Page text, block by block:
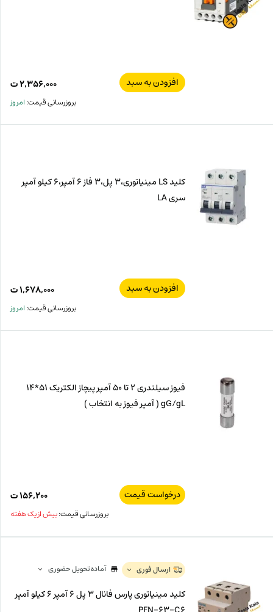
افزودن به سبد ۲,۳۵۶,۰۰۰ت
بروزرسانی قیمت:امروز
کلید LS مینیاتوری،3 پل،3 فاز 6 آمپر،6 کیلو آمپر
سری LA
افزودن به سبد ۱,۶۷۸,۰۰۰ت
بروزرسانی قیمت:امروز
فیوز سیلندری 2 تا 50 آمپر پیچاز الکتریک 51*14
gG/gL ( آمپر فیوز به انتخاب )
درخواست قیمت ۱۵۶,۲۰۰ت
بروزرسانی قیمت:بیش از یک هفته
ارسال فوری آماده تحویل حضوری
کلید مینیاتوری پارس فانال 3 پل 6 آمپر 6 کیلو آمپر